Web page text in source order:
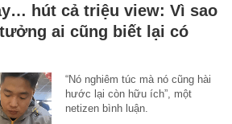
hút cả triệu view: Vì sao
ai cũng biết lại có
“Nó nghiêm túc mà nó cũng hài
hước lại còn hữu ích”, một
netizen bình luận.